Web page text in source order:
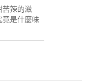
苦辣的滋
竟是什麼味